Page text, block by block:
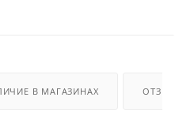
В МАГАЗИНАХ